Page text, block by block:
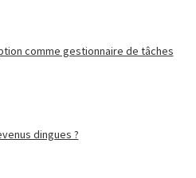
comme gestionnaire de tâches
dingues ?